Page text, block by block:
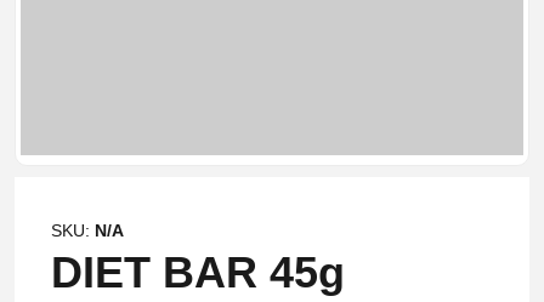
SKU: N/A
DIET BAR 45g